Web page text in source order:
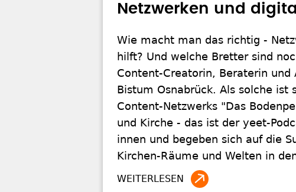
Netzwerken und
Wie macht man das richtig -
hilft? Und welche Bretter sind
Content-Creatorin, Beraterin
Bistum Osnabrück. Als solche ist
Content-Netzwerks "Das
und Kirche - das ist der yeet-
innen und begeben sich auf die
Kirchen-Räume und Welten in